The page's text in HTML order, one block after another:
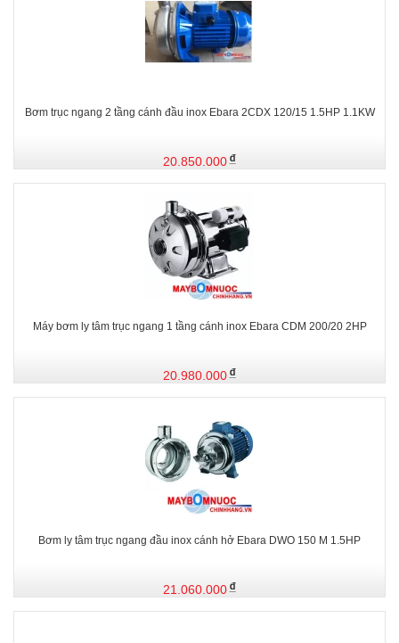
Bơm trục ngang 2 tầng cánh đầu inox Ebara 2CDX 120/15 1.5HP 1.1KW
20.850.000
Máy bơm ly tâm trục ngang 1 tầng cánh inox Ebara CDM 200/20 2HP
20.980.000
Bơm ly tâm trục ngang đầu inox cánh hở Ebara DWO 150 M 1.5HP
21.060.000